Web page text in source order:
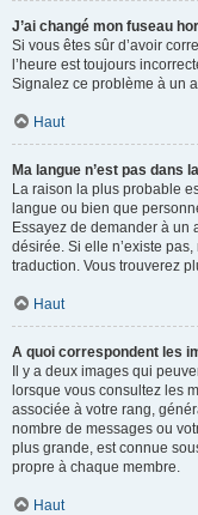
J’ai changé mon fuseau
Si vous êtes sûr d’avoir
l’heure est toujours
Signalez ce problème à un
Haut
Ma langue n’est pas dans
La raison la plus probable
langue ou bien que
Essayez de demander à un
désirée. Si elle n’existe
traduction. Vous trouverez
Haut
A quoi correspondent les
Il y a deux images qui
lorsque vous consultez les
associée à votre rang,
nombre de messages ou
plus grande, est connue
propre à chaque membre.
Haut